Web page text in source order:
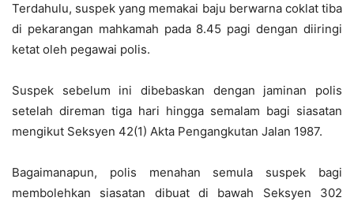
Terdahulu, suspek yang memakai baju berwarna coklat tiba
di pekarangan mahkamah pada 8.45 pagi dengan diiringi
ketat oleh pegawai polis.
Suspek sebelum ini dibebaskan dengan jaminan polis
setelah direman tiga hari hingga semalam bagi siasatan
mengikut Seksyen 42(1) Akta Pengangkutan Jalan 1987.
Bagaimanapun, polis menahan semula suspek bagi
membolehkan siasatan dibuat di bawah Seksyen 302